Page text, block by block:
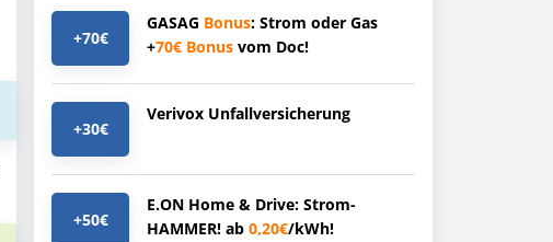
+70€
GASAG Bonus: Strom oder Gas
+70€ Bonus vom Doc!
+30€
Verivox Unfallversicherung
+50€
E.ON Home & Drive: Strom-
HAMMER! ab 0,20€/kWh!